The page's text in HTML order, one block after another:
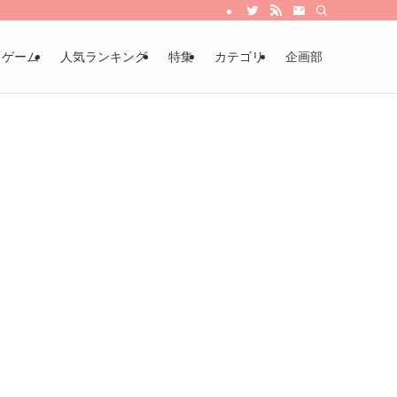
ーム 人気ランキング 特集 カテゴリ 企画部